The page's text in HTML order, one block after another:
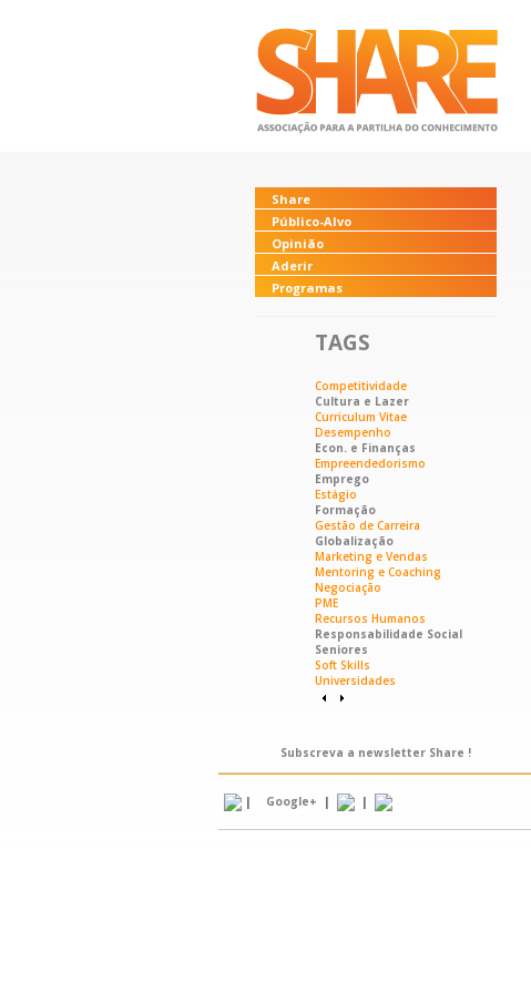
Share
Público-Alvo
Opinião
Aderir
Programas
TAGS
Competitividade
Cultura e Lazer
Curriculum Vitae
Desempenho
Econ. e Finanças
Empreendedorismo
Emprego
Estágio
Formação
Gestão de Carreira
Globalização
Marketing e Vendas
Mentoring e Coaching
Negociação
PME
Recursos Humanos
Responsabilidade Social
Seniores
Soft Skills
Universidades
Subscreva a newsletter Share !
| Google+ | |